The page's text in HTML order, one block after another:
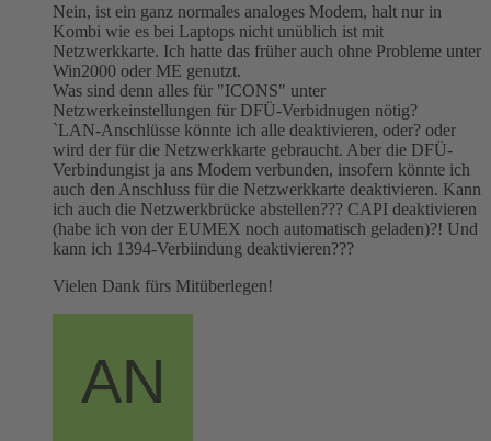
Nein, ist ein ganz normales analoges Modem, halt nur in
Kombi wie es bei Laptops nicht unüblich ist mit
Netzwerkkarte. Ich hatte das früher auch ohne Probleme unter
Win2000 oder ME genutzt.
Was sind denn alles für "ICONS" unter
Netzwerkeinstellungen für DFÜ-Verbidnugen nötig?
`LAN-Anschlüsse könnte ich alle deaktivieren, oder? oder
wird der für die Netzwerkkarte gebraucht. Aber die DFÜ-
Verbindungist ja ans Modem verbunden, insofern könnte ich
auch den Anschluss für die Netzwerkkarte deaktivieren. Kann
ich auch die Netzwerkbrücke abstellen??? CAPI deaktivieren
(habe ich von der EUMEX noch automatisch geladen)?! Und
kann ich 1394-Verbiindung deaktivieren???
Vielen Dank fürs Mitüberlegen!